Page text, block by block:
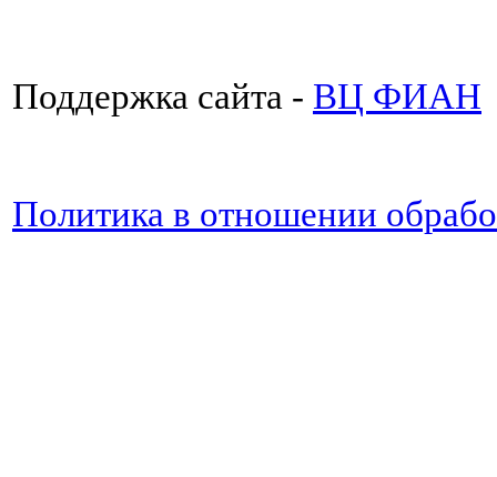
Поддержка сайта - ВЦ ФИАН
Политика в отношении